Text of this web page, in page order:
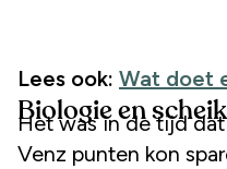
Lees ook: Wat doet
Biologie en
Het was in de tijd
Venz punten kon